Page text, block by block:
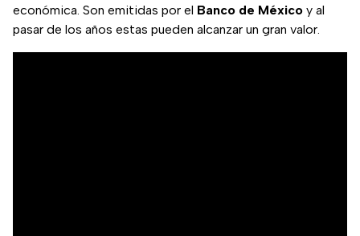
económica. Son emitidas por el Banco de México y al
pasar de los años estas pueden alcanzar un gran valor.